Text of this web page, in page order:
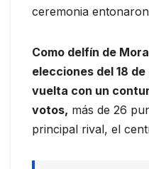
ceremonia
Como delfín de
elecciones del 18
vuelta con un
votos, más de 26
principal rival, el